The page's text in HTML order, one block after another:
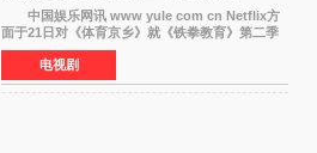
中国娱乐网讯 www yule com cn Netflix方
面于21日对《体育京乡》就《铁拳教育》第二季
制作传闻划清界限，表示尚无定论。然而，业界
却有传闻称已就《铁拳教育》第二季的制作展开
了讨论——《
电视剧